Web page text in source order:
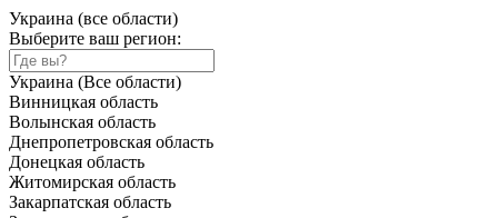
Украина (все области)
Выберите ваш регион:
Украина (Все области)
Винницкая область
Волынская область
Днепропетровская область
Донецкая область
Житомирская область
Закарпатская область